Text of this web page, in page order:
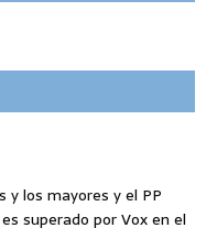
y los mayores y el PP
superado por Vox en el